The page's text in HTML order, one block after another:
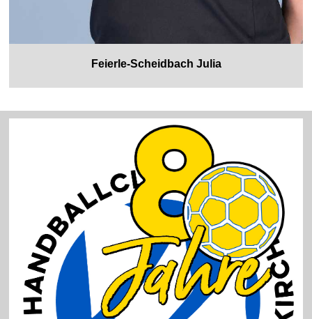
Feierle-Scheidbach Julia